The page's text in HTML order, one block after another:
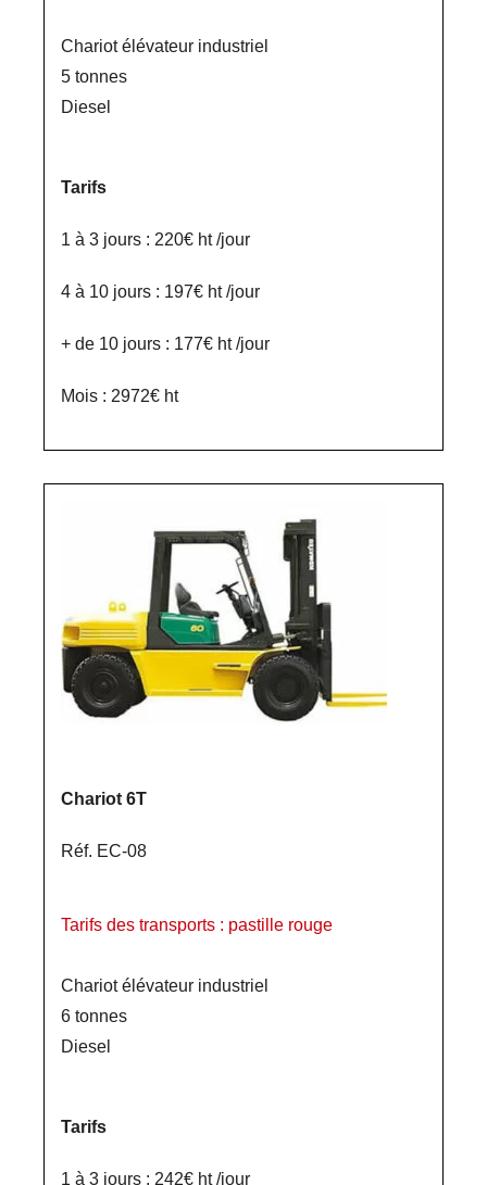
Chariot élévateur industriel
5 tonnes
Diesel
Tarifs
1 à 3 jours : 220€ ht /jour
4 à 10 jours : 197€ ht /jour
+ de 10 jours : 177€ ht /jour
Mois : 2972€ ht
Chariot 6T
Réf. EC-08
Tarifs des transports : pastille rouge
Chariot élévateur industriel
6 tonnes
Diesel
Tarifs
1 à 3 jours : 242€ ht /jour